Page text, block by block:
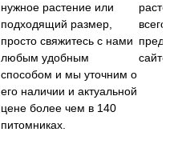
нужное растение или
подходящий размер,
просто свяжитесь с нами
любым удобным
способом и мы уточним о
его наличии и актуальной
цене более чем в 140
питомниках.
всего
сайте.